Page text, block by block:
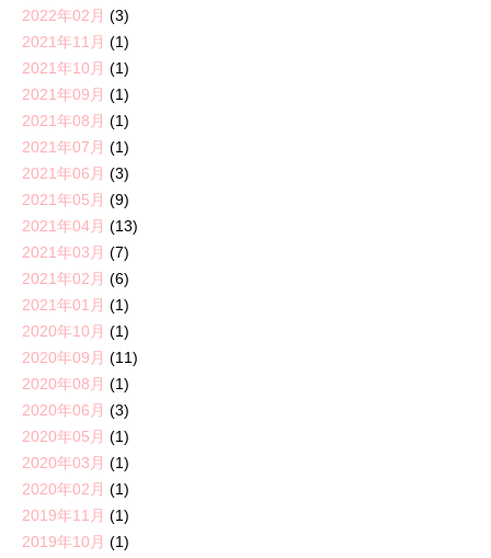
2022年02月 (3)
2021年11月 (1)
2021年10月 (1)
2021年09月 (1)
2021年08月 (1)
2021年07月 (1)
2021年06月 (3)
2021年05月 (9)
2021年04月 (13)
2021年03月 (7)
2021年02月 (6)
2021年01月 (1)
2020年10月 (1)
2020年09月 (11)
2020年08月 (1)
2020年06月 (3)
2020年05月 (1)
2020年03月 (1)
2020年02月 (1)
2019年11月 (1)
2019年10月 (1)